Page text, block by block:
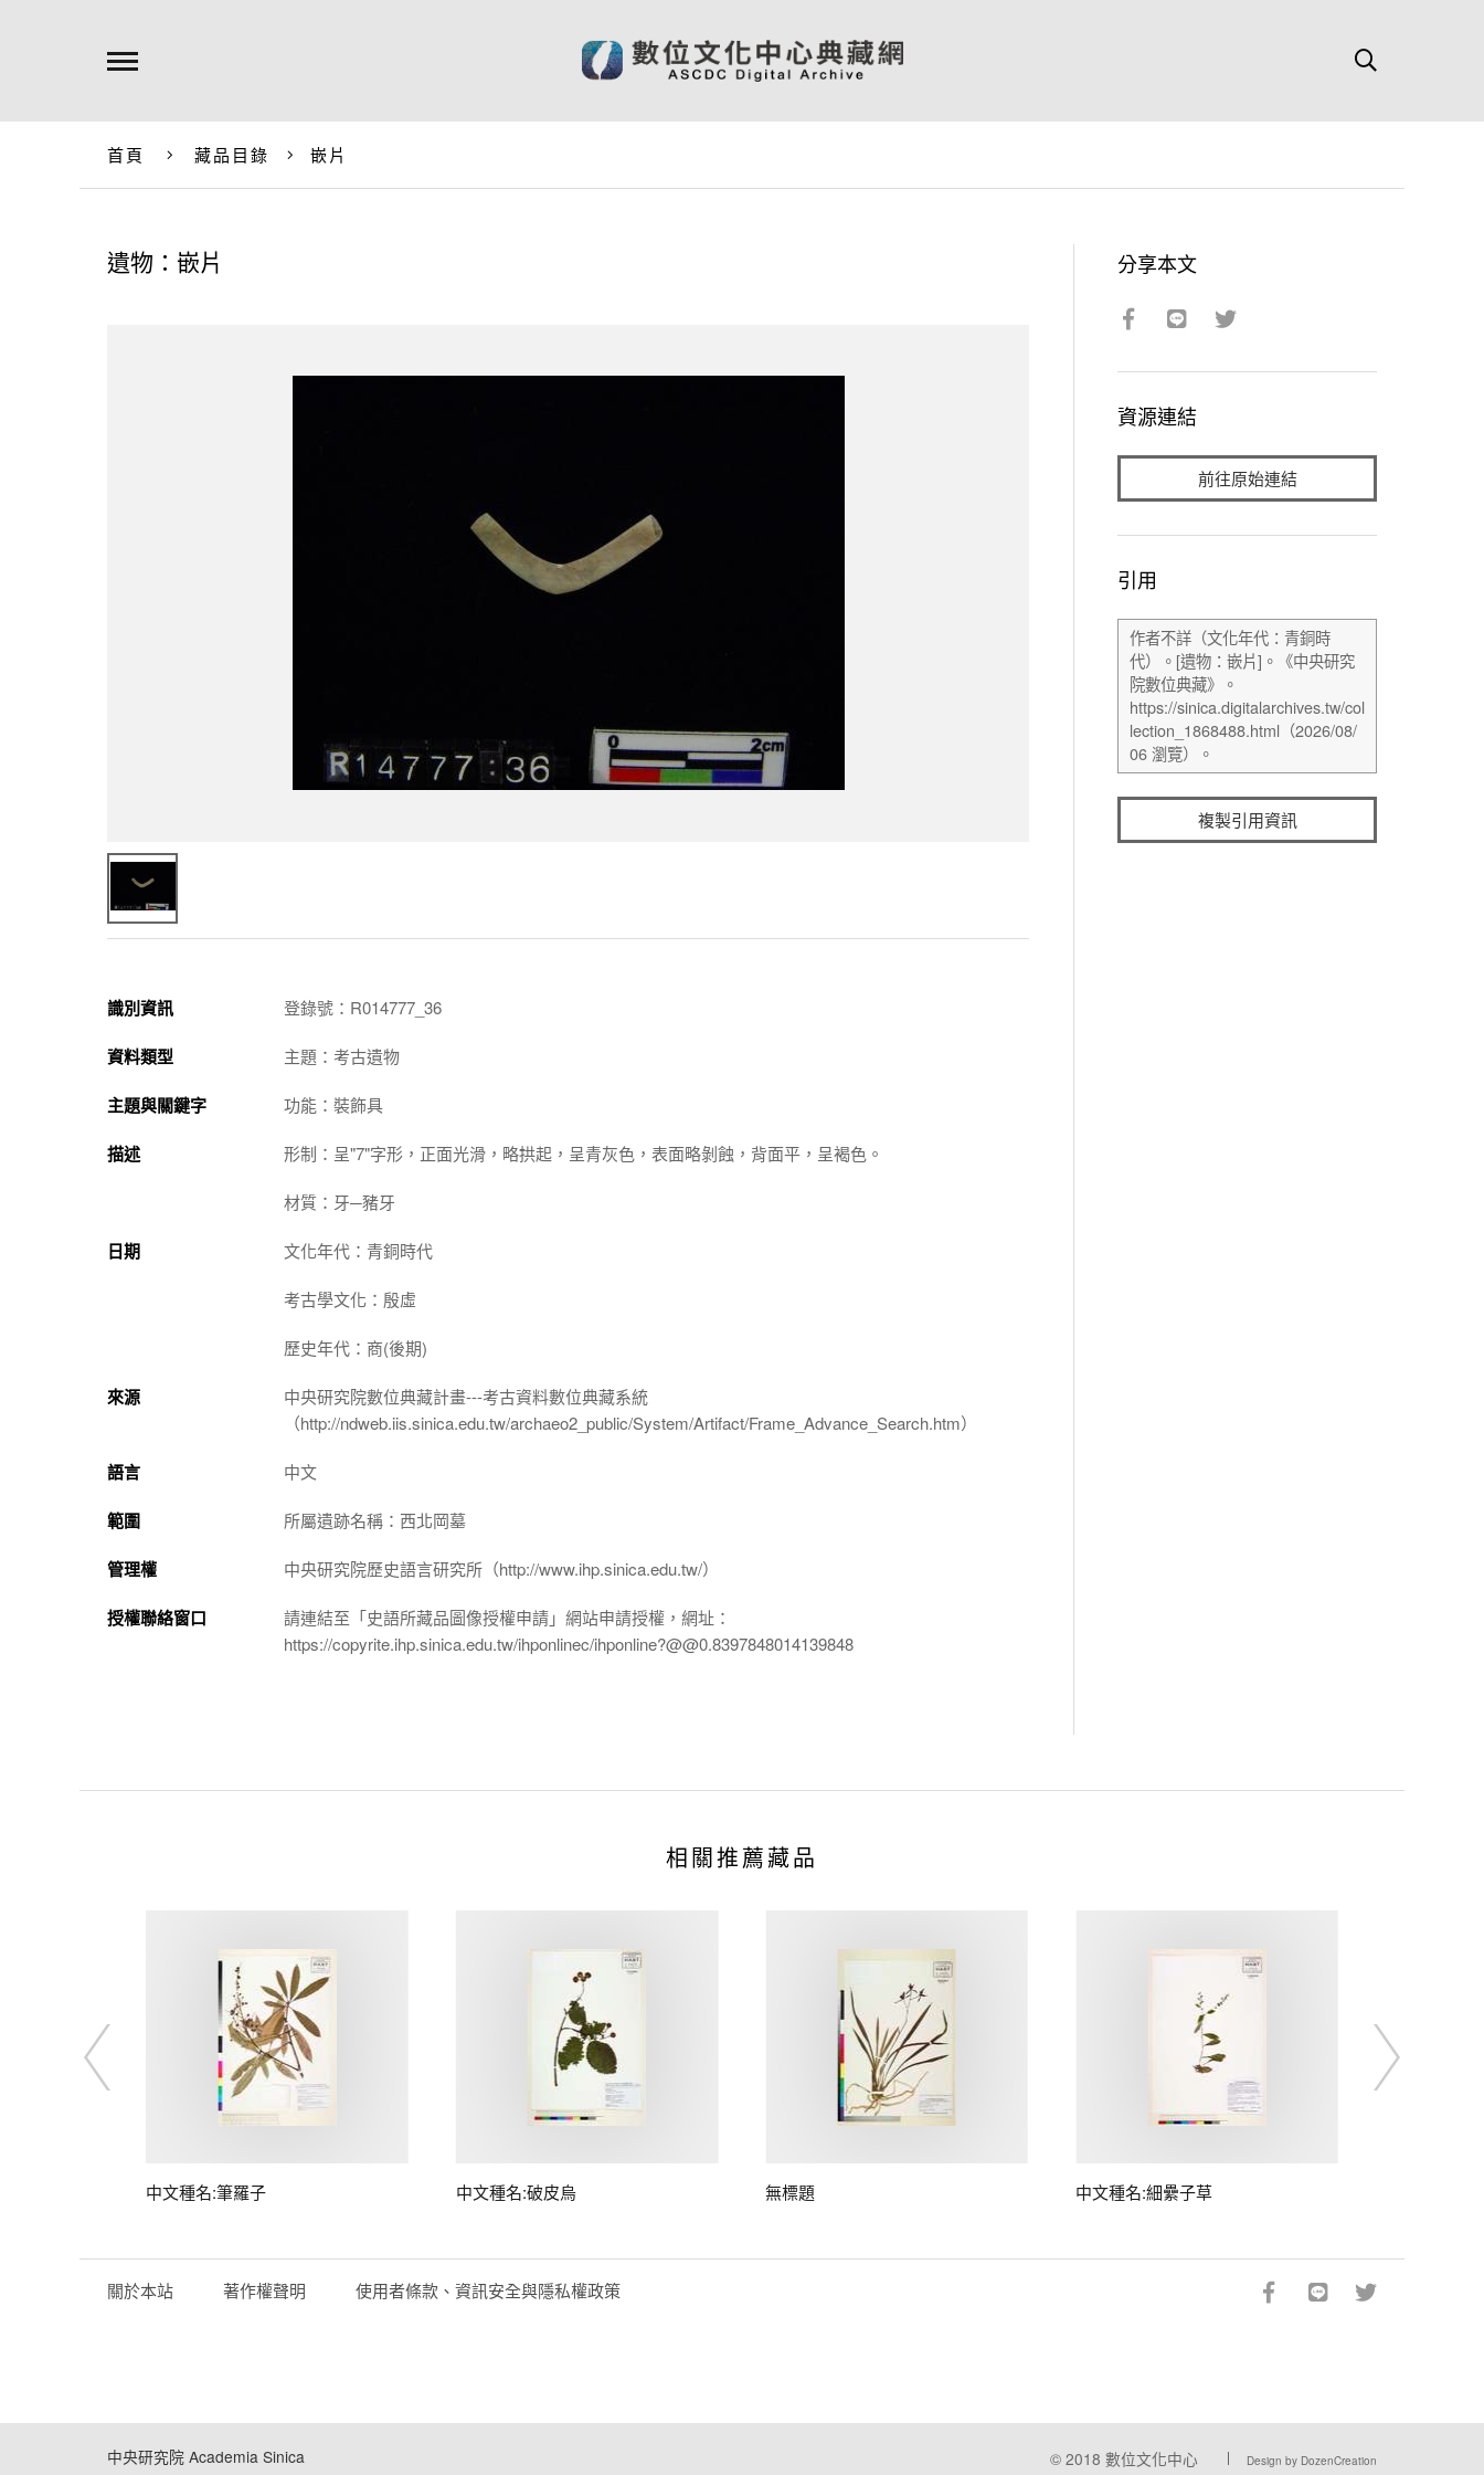
首頁 藏品目錄 嵌片
遺物：嵌片
識別資訊 登錄號：R014777_36
資料類型 主題：考古遺物
主題與關鍵字 功能：裝飾具
描述 形制：呈"7"字形，正面光滑，略拱起，呈青灰色，表面略剝蝕，背面平，呈褐色。
材質：牙─豬牙
日期 文化年代：青銅時代
考古學文化：殷虛
歷史年代：商(後期)
來源
中央研究院數位典藏計畫---考古資料數位典藏系統
（http://ndweb.iis.sinica.edu.tw/archaeo2_public/System/Artifact/Frame_Advance_Search.htm）
語言 中文
範圍 所屬遺跡名稱：西北岡墓
管理權 中央研究院歷史語言研究所（http://www.ihp.sinica.edu.tw/）
授權聯絡窗口
請連結至「史語所藏品圖像授權申請」網站申請授權，網址：
https://copyrite.ihp.sinica.edu.tw/ihponlinec/ihponline?@@0.8397848014139848
分享本文
資源連結
前往原始連結
引用
複製引用資訊
相關推薦藏品
中文種名:筆羅子 中文種名:破皮烏 無標題 中文種名:細纍子草
關於本站 著作權聲明 使用者條款、資訊安全與隱私權政策
中央研究院 Academia Sinica © 2018 數位文化中心 Design by DozenCreation